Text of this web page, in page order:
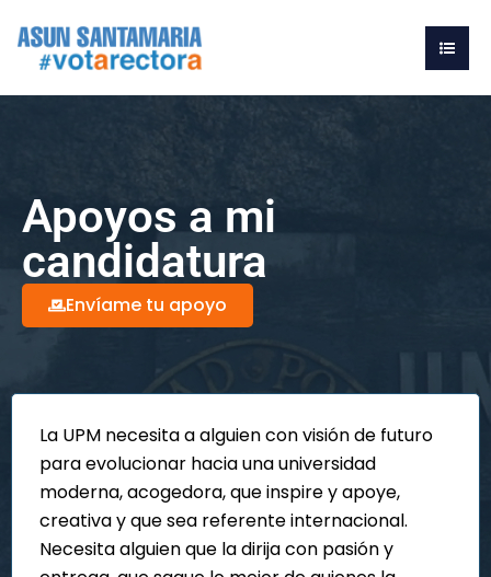
Apoyos a mi
candidatura
Envíame tu apoyo
La UPM necesita a alguien con visión de futuro
para evolucionar hacia una universidad
moderna, acogedora, que inspire y apoye,
creativa y que sea referente internacional.
Necesita alguien que la dirija con pasión y